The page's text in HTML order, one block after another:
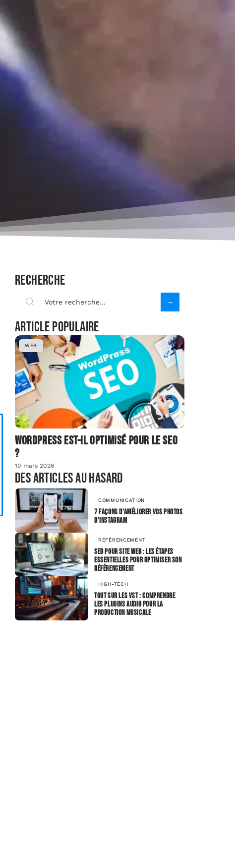
Recherche
Article populaire
WEB
Wordpress est-il optimisé pour le SEO
?
10 mars 2026
Des articles au hasard
COMMUNICATION
7 façons d’améliorer vos photos
d’Instagram
RÉFÉRENCEMENT
SEO pour site web : les étapes
essentielles pour optimiser son
référencement
HIGH-TECH
Tout sur les VST : comprendre
les plugins audio pour la
production musicale